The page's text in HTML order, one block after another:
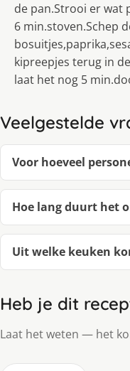
de pan.Strooi er wat
6 min.stoven.Schep
kipreepjes terug in
laat het nog 5
Veelgestelde
Voor hoeveel
Hoe lang duurt het
Uit welke keuken
Heb je dit
Laat het weten — het